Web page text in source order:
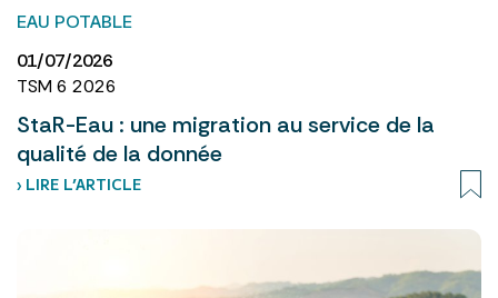
EAU POTABLE
01/07/2026
TSM 6 2026
StaR-Eau : une migration au service de la
qualité de la donnée
› LIRE L’ARTICLE